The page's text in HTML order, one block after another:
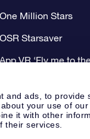
and ads, to
your use of
it with other
their services.
One Million Stars
OSR Starsaver
App VR ‘Fly me to